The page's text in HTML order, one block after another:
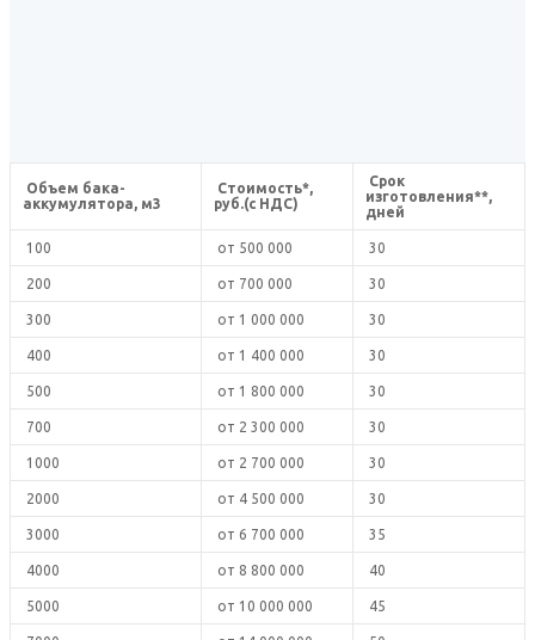
Объем бака-
аккумулятора, м3
Стоимость*,
руб.(с НДС)
Срок
изготовления**,
дней
100 от 500 000 30
200 от 700 000 30
300 от 1 000 000 30
400 от 1 400 000 30
500 от 1 800 000 30
700 от 2 300 000 30
1000 от 2 700 000 30
2000 от 4 500 000 30
3000 от 6 700 000 35
4000 от 8 800 000 40
5000 от 10 000 000 45